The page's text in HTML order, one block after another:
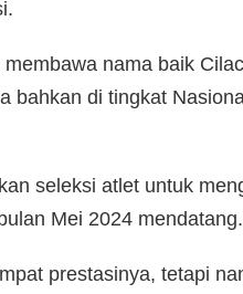
nama baik
bahkan di tingkat
seleksi atlet untuk
Mei 2024 mendatang.
prestasinya, tetapi